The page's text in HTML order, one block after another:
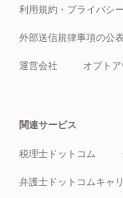
利用規約・プライバシ
外部送信規律事項の公
運営会社 オプト
関連サービス
税理士ドットコム
弁護士ドットコムキャ